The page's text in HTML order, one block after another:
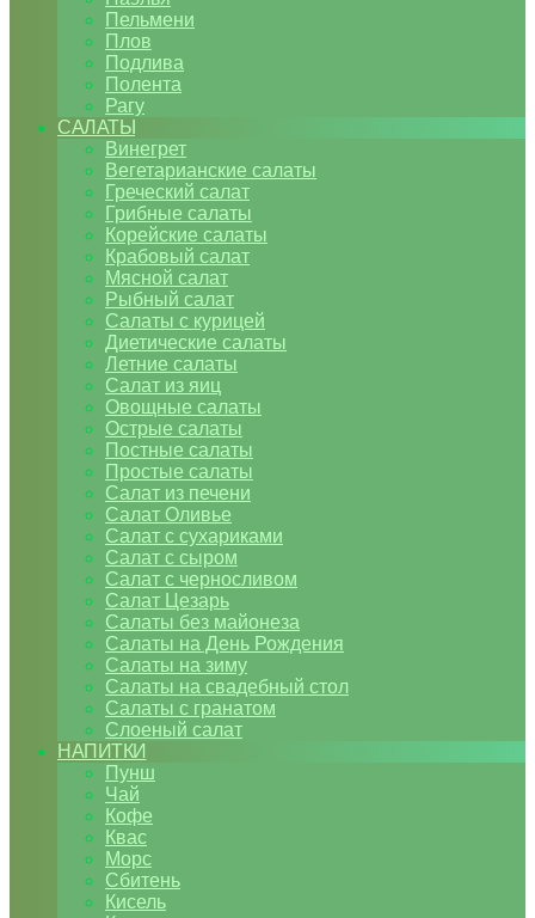
Пельмени
Плов
Подлива
Полента
Рагу
САЛАТЫ
Винегрет
Вегетарианские салаты
Греческий салат
Грибные салаты
Корейские салаты
Крабовый салат
Мясной салат
Рыбный салат
Салаты с курицей
Диетические салаты
Летние салаты
Салат из яиц
Овощные салаты
Острые салаты
Постные салаты
Простые салаты
Салат из печени
Салат Оливье
Салат с сухариками
Салат с сыром
Салат с черносливом
Салат Цезарь
Салаты без майонеза
Салаты на День Рождения
Салаты на зиму
Салаты на свадебный стол
Салаты с гранатом
Слоеный салат
НАПИТКИ
Пунш
Чай
Кофе
Квас
Морс
Сбитень
Кисель